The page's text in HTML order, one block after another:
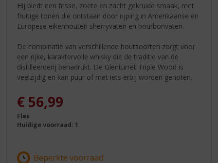
Hij biedt een frisse, zoete en zacht gekruide smaak, met
fruitige tonen die ontstaan door rijping in Amerikaanse en
Europese eikenhouten sherryvaten en bourbonvaten.
De combinatie van verschillende houtsoorten zorgt voor
een rijke, karaktervolle whisky die de traditie van de
distilleerderij benadrukt. De Glenturret Triple Wood is
veelzijdig en kan puur of met iets erbij worden genoten.
€ 56,99
Fles
Huidige voorraad: 1